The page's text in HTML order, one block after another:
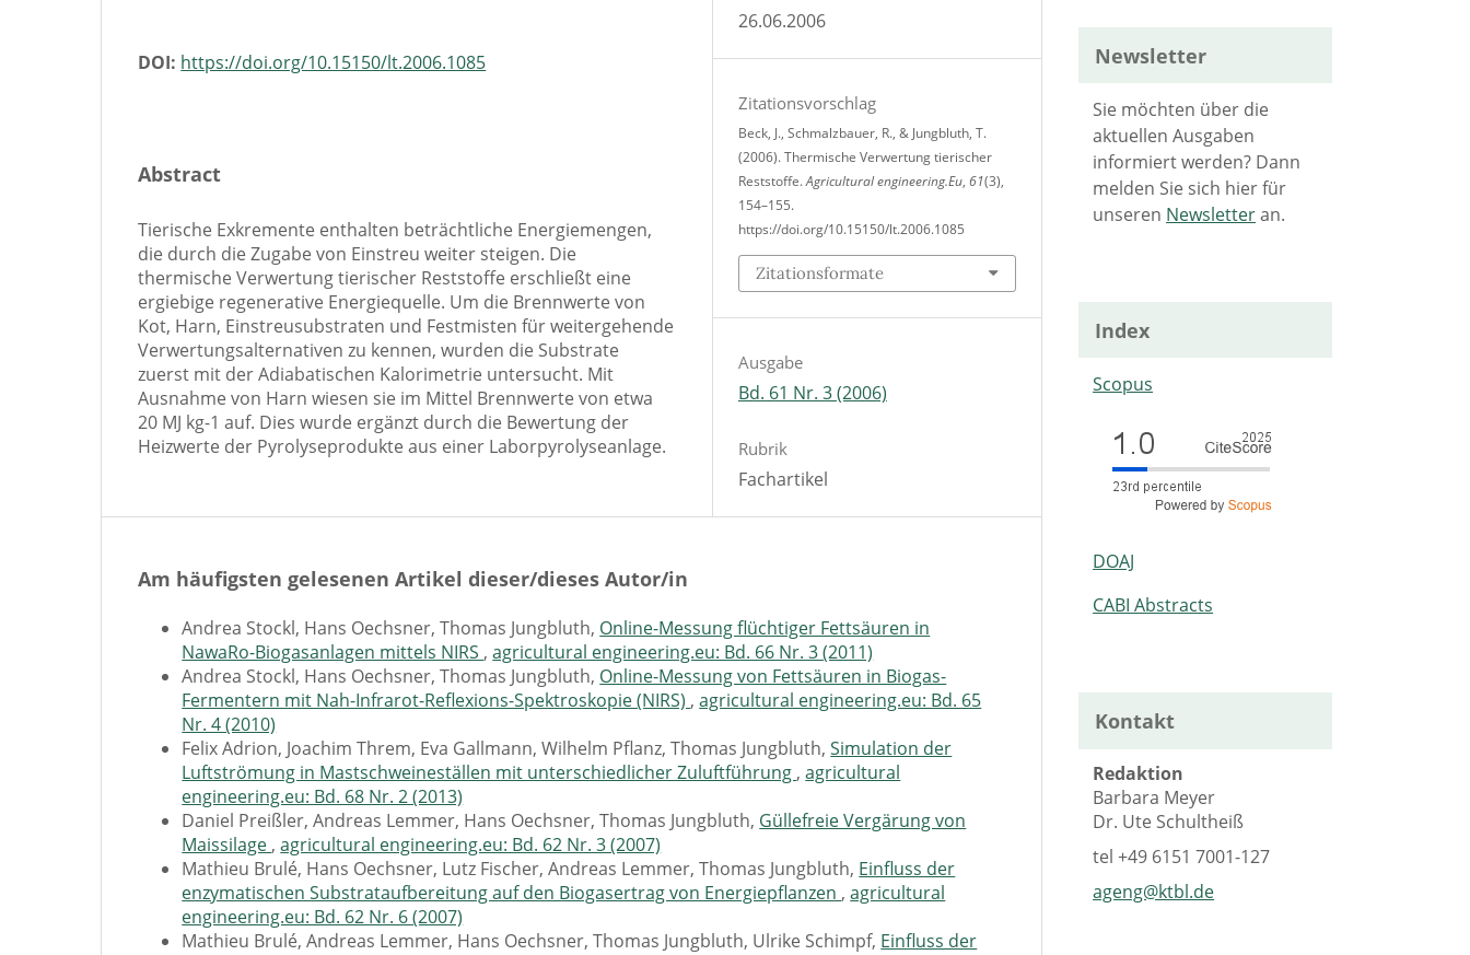
DOI: https://doi.org/10.15150/lt.2006.1085
Abstract
Tierische Exkremente enthalten beträchtliche Energiemengen,
die durch die Zugabe von Einstreu weiter steigen. Die
thermische Verwertung tierischer Reststoffe erschließt eine
ergiebige regenerative Energiequelle. Um die Brennwerte von
Kot, Harn, Einstreusubstraten und Festmisten für weitergehende
Verwertungsalternativen zu kennen, wurden die Substrate
zuerst mit der Adiabatischen Kalorimetrie untersucht. Mit
Ausnahme von Harn wiesen sie im Mittel Brennwerte von etwa
20 MJ kg-1 auf. Dies wurde ergänzt durch die Bewertung der
Heizwerte der Pyrolyseprodukte aus einer Laborpyrolyseanlage.
26.06.2006
Zitationsvorschlag
Beck, J., Schmalzbauer, R., & Jungbluth, T.
(2006). Thermische Verwertung tierischer
Reststoffe.Agricultural engineering.Eu, 61(3),
154–155.
https://doi.org/10.15150/lt.2006.1085
Zitationsformate
Ausgabe
Bd. 61 Nr. 3 (2006)
Rubrik
Fachartikel
Am häufigsten gelesenen Artikel dieser/dieses Autor/in
Andrea Stockl, Hans Oechsner, Thomas Jungbluth, Online-Messung flüchtiger Fettsäuren in
NawaRo-Biogasanlagen mittels NIRS ,agricultural engineering.eu: Bd. 66 Nr. 3 (2011)
Andrea Stockl, Hans Oechsner, Thomas Jungbluth, Online-Messung von Fettsäuren in Biogas-
Fermentern mit Nah-Infrarot-Reflexions-Spektroskopie (NIRS) ,agricultural engineering.eu: Bd. 65
Nr. 4 (2010)
Felix Adrion, Joachim Threm, Eva Gallmann, Wilhelm Pflanz, Thomas Jungbluth,Simulation der
Luftströmung in Mastschweineställen mit unterschiedlicher Zuluftführung ,agricultural
engineering.eu: Bd. 68 Nr. 2 (2013)
Daniel Preißler, Andreas Lemmer, Hans Oechsner, Thomas Jungbluth, Güllefreie Vergärung von
Maissilage ,agricultural engineering.eu: Bd. 62 Nr. 3 (2007)
Mathieu Brulé, Hans Oechsner, Lutz Fischer, Andreas Lemmer, Thomas Jungbluth, Einfluss der
enzymatischen Substrataufbereitung auf den Biogasertrag von Energiepflanzen ,agricultural
engineering.eu: Bd. 62 Nr. 6 (2007)
Mathieu Brulé, Andreas Lemmer, Hans Oechsner, Thomas Jungbluth, Ulrike Schimpf, Einfluss der
Newsletter
Sie möchten über die
aktuellen Ausgaben
informiert werden? Dann
melden Sie sich hier für
unseren Newsletteran.
Index
Scopus
DOAJ
CABI Abstracts
Kontakt
Redaktion
Barbara Meyer
Dr. Ute Schultheiß
tel+49 6151 7001-127
ageng@ktbl.de